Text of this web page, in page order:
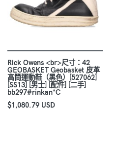
Rick Owens <br>尺寸：42
GEOBASKET Geobasket 皮革
高筒運動鞋（黑色）[527062]
[SS13] [男士] [配件] [二手]
bb297#rinkan*C
$1,080.79 USD